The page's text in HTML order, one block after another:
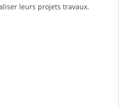
leurs projets travaux.